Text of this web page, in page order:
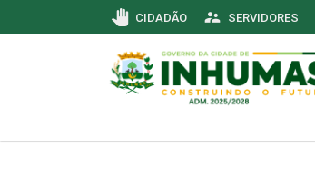
pan_tool CIDADÃO supervisor_account SERVIDORES